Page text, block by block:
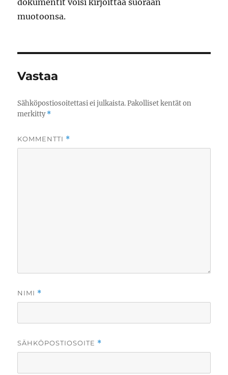
dokumentit voisi kirjoittaa suoraan
muotoonsa.
Vastaa
Sähköpostiosoitettasi ei julkaista. Pakolliset kentät on
merkitty*
KOMMENTTI *
NIMI *
SÄHKÖPOSTIOSOITE *